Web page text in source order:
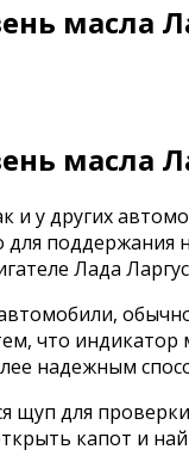
масла
масла
и у других
для
Лада
что индикатор
надежным
щуп для
капот и